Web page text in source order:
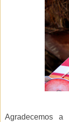
Agradecemos a